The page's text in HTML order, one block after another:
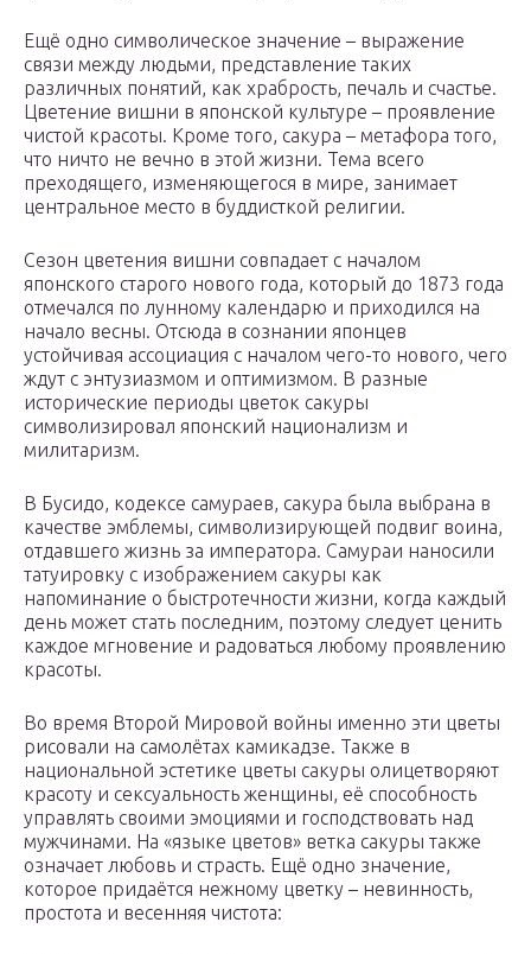
Ещё одно символическое значение – выражение
связи между людьми, представление таких
различных понятий, как храбрость, печаль и счастье.
Цветение вишни в японской культуре – проявление
чистой красоты. Кроме того, сакура – метафора того,
что ничто не вечно в этой жизни. Тема всего
преходящего, изменяющегося в мире, занимает
центральное место в буддисткой религии.
Сезон цветения вишни совпадает с началом
японского старого нового года, который до 1873 года
отмечался по лунному календарю и приходился на
начало весны. Отсюда в сознании японцев
устойчивая ассоциация с началом чего-то нового, чего
ждут с энтузиазмом и оптимизмом. В разные
исторические периоды цветок сакуры
символизировал японский национализм и
милитаризм.
В Бусидо, кодексе самураев, сакура была выбрана в
качестве эмблемы, символизирующей подвиг воина,
отдавшего жизнь за императора. Самураи наносили
татуировку с изображением сакуры как
напоминание о быстротечности жизни, когда каждый
день может стать последним, поэтому следует ценить
каждое мгновение и радоваться любому проявлению
красоты.
Во время Второй Мировой войны именно эти цветы
рисовали на самолётах камикадзе. Также в
национальной эстетике цветы сакуры олицетворяют
красоту и сексуальность женщины, её способность
управлять своими эмоциями и господствовать над
мужчинами. На «языке цветов» ветка сакуры также
означает любовь и страсть. Ещё одно значение,
которое придаётся нежному цветку – невинность,
простота и весенняя чистота: